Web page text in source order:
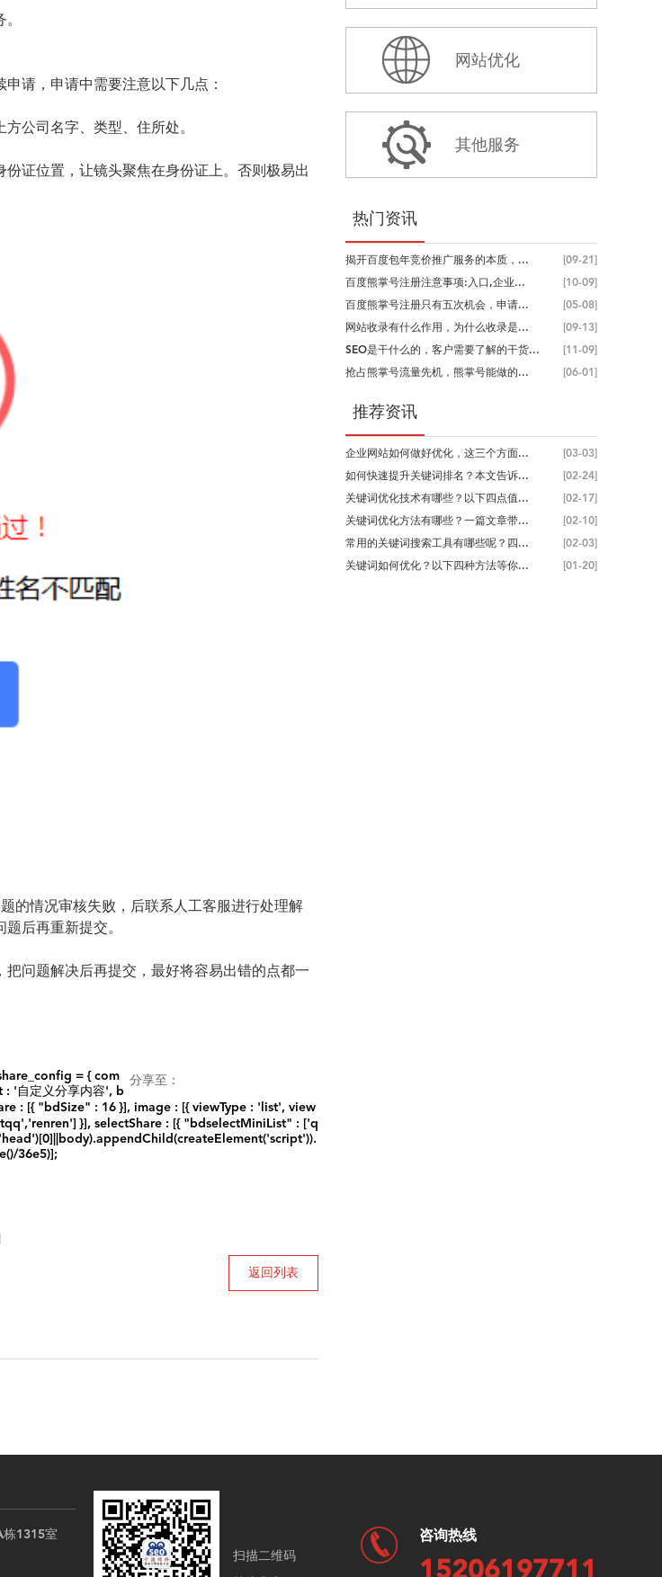
请，申请中需要注意以下几点：
公司名字、类型、住所处。
证位置，让镜头聚焦在身份证上。否则极易出
的情况审核失败，后联系人工客服进行处理解
后再重新提交。
问题解决后再提交，最好将容易出错的点都一
分享至：
= { com
: '自定义分享内容', b
: [{ "bdSize" : 16 }], image : [{ viewType : 'list', view
}], selectShare : [{ "bdselectMiniList" : ['q
36e5)];
返回列表
网站优化
其他服务
热门资讯
[09-21]
揭开百度包年竞价推广服务的本质，...
[10-09]
百度熊掌号注册注意事项:入口,企业...
[05-08]
百度熊掌号注册只有五次机会，申请...
[09-13]
网站收录有什么作用，为什么收录是...
[11-09]
SEO是干什么的，客户需要了解的干货...
[06-01]
抢占熊掌号流量先机，熊掌号能做的...
推荐资讯
[03-03]
企业网站如何做好优化，这三个方面...
[02-24]
如何快速提升关键词排名？本文告诉...
[02-17]
关键词优化技术有哪些？以下四点值...
[02-10]
关键词优化方法有哪些？一篇文章带...
[02-03]
常用的关键词搜索工具有哪些呢？四...
[01-20]
关键词如何优化？以下四种方法等你...
栋1315室
扫描二维码
咨询热线
15206197711